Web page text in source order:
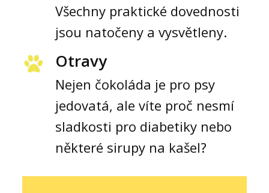
Všechny praktické dovednosti
jsou natočeny a vysvětleny.
Otravy
Nejen čokoláda je pro psy
jedovatá, ale víte proč nesmí
sladkosti pro diabetiky nebo
některé sirupy na kašel?